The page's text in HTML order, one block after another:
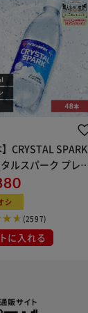
】CRYSTAL SPARK
ルスパーク プレ
シ
(2597)
に入れる